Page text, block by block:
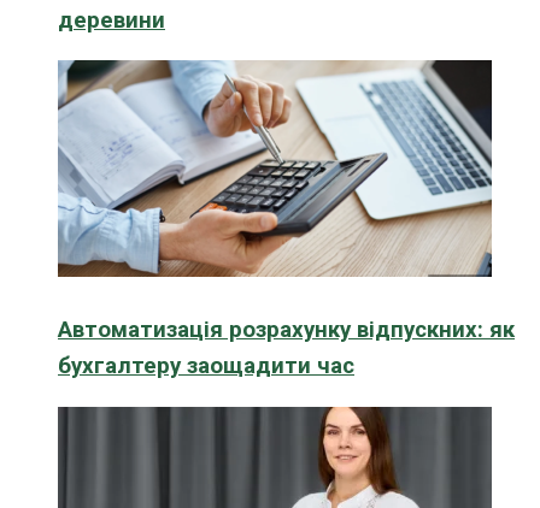
деревини
Автоматизація розрахунку відпускних: як
бухгалтеру заощадити час